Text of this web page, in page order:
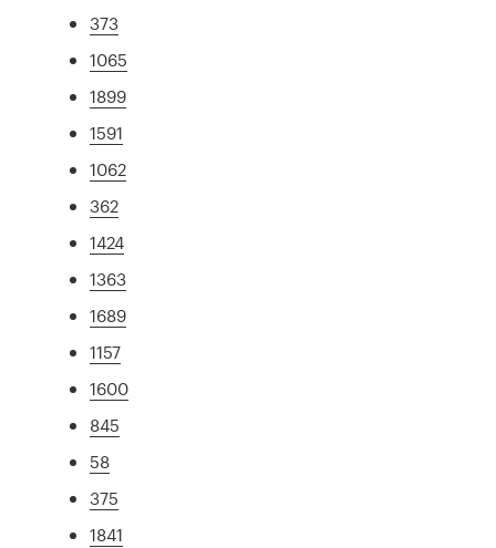
373
1065
1899
1591
1062
362
1424
1363
1689
1157
1600
845
58
375
1841